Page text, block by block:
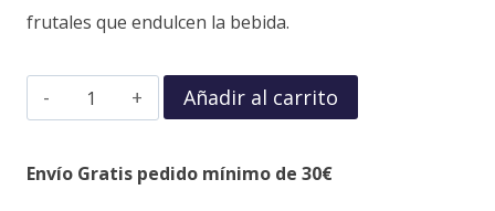
frutales que endulcen la bebida.
Añadir al carrito
Envío Gratis pedido mínimo de 30€